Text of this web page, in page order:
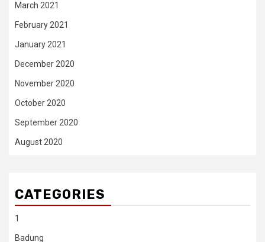
March 2021
February 2021
January 2021
December 2020
November 2020
October 2020
September 2020
August 2020
CATEGORIES
1
Badung